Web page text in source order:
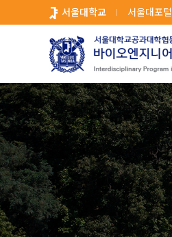
로
뉴
서울대학교 서울대포털